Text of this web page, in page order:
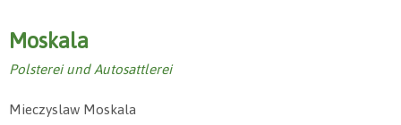
Moskala
Polsterei und Autosattlerei
Mieczyslaw Moskala